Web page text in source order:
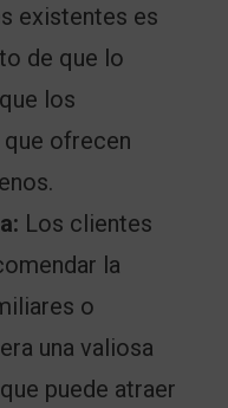
existentes es
de que lo
los
ofrecen
Los clientes
la
o
una valiosa
puede atraer